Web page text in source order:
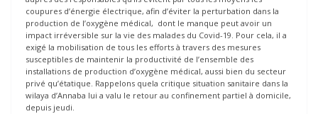
coupures d’énergie électrique, afin d’éviter la perturbation dans la
production de l’oxygène médical, dont le manque peut avoir un
impact irréversible sur la vie des malades du Covid-19. Pour cela, il a
exigé la mobilisation de tous les efforts à travers des mesures
susceptibles de maintenir la productivité de l’ensemble des
installations de production d’oxygène médical, aussi bien du secteur
privé qu’étatique. Rappelons quela critique situation sanitaire dans la
wilaya d’Annaba lui a valu le retour au confinement partiel à domicile,
depuis jeudi.